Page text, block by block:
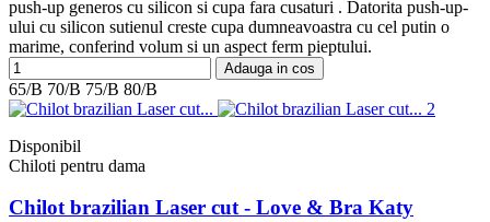
push-up generos cu silicon si cupa fara cusaturi . Datorita push-up-
ului cu silicon sutienul creste cupa dumneavoastra cu cel putin o
marime, conferind volum si un aspect ferm pieptului.
Adauga in cos
65/B 70/B 75/B 80/B
Disponibil
Chiloti pentru dama
Chilot brazilian Laser cut - Love & Bra Katy